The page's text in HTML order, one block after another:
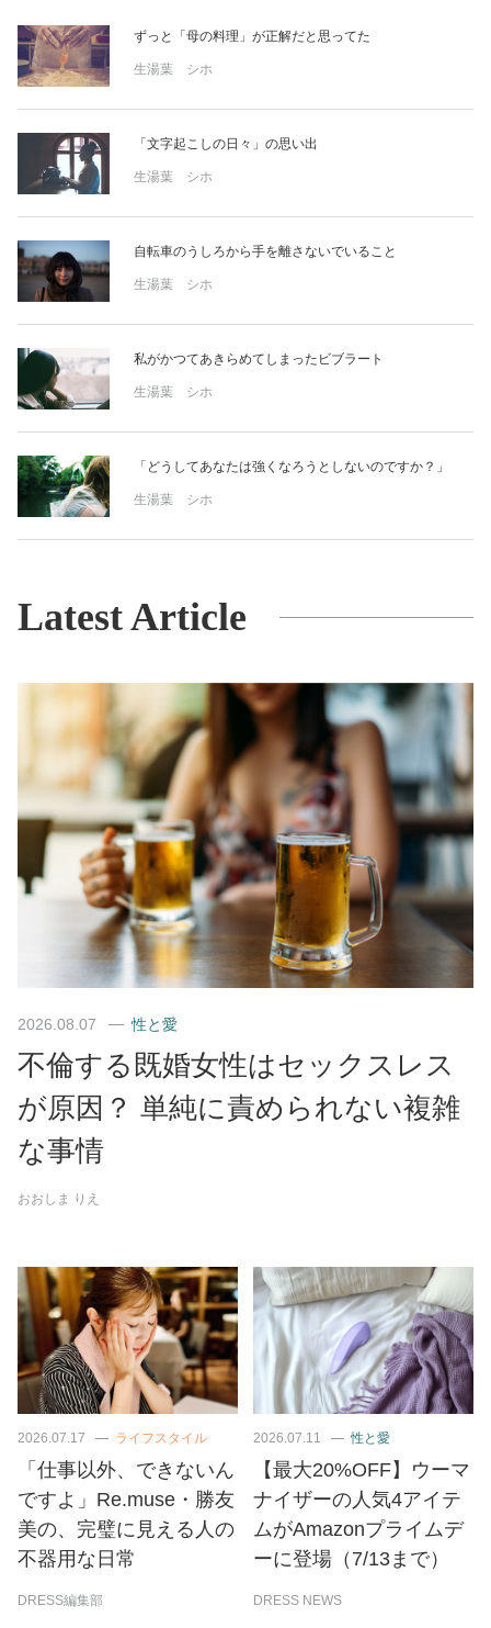
ずっと「母の料理」が正解だと思ってた
生湯葉 シホ
「文字起こしの日々」の思い出
生湯葉 シホ
自転車のうしろから手を離さないでいること
生湯葉 シホ
私がかつてあきらめてしまったビブラート
生湯葉 シホ
「どうしてあなたは強くなろうとしないのですか？」
生湯葉 シホ
Latest Article
2026.08.07 性と愛
不倫する既婚女性はセックスレス
が原因？ 単純に責められない複雑
な事情
おおしま りえ
2026.07.17 ライフスタイル
「仕事以外、できないん
ですよ」Re.muse・勝友
美の、完璧に見える人の
不器用な日常
DRESS編集部
2026.07.11 性と愛
【最大20%OFF】ウーマ
ナイザーの人気4アイテ
ムがAmazonプライムデ
ーに登場（7/13まで）
DRESS NEWS